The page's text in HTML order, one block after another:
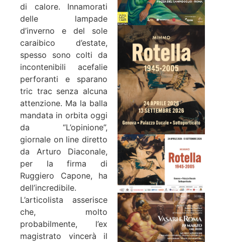
di calore. Innamorati
delle lampade
d’inverno e del sole
caraibico d’estate,
spesso sono colti da
incontenibili acefalie
perforanti e sparano
tric trac senza alcuna
attenzione. Ma la balla
mandata in orbita oggi
da “L’opinione”,
giornale on line diretto
da Arturo Diaconale,
per la firma di
Ruggiero Capone, ha
dell’incredibile.
L’articolista asserisce
che, molto
probabilmente, l’ex
magistrato vincerà il